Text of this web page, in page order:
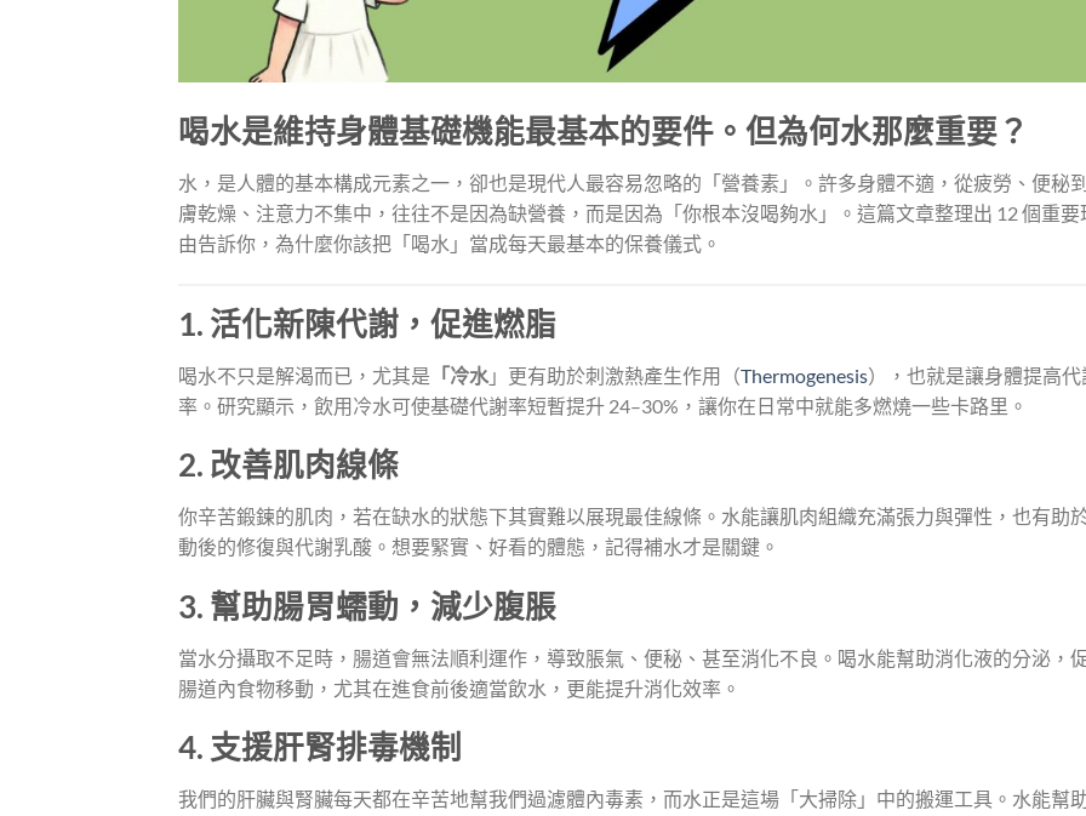
喝水是維持身體基礎機能最基本的要件。但為何水那麼重要？
水，是人體的基本構成元素之一，卻也是現代人最容易忽略的「營養素」。許多身體不適，從疲勞、便秘
膚乾燥、注意力不集中，往往不是因為缺營養，而是因為「你根本沒喝夠水」。這篇文章整理出 12 個重要
由告訴你，為什麼你該把「喝水」當成每天最基本的保養儀式。
1. 活化新陳代謝，促進燃脂
喝水不只是解渴而已，尤其是 「冷水 」更有助於刺激熱產生作用（Thermogenesis），也就是讓身體提高代
率。研究顯示，飲用冷水可使基礎代謝率短暫提升 24–30%，讓你在日常中就能多燃燒一些卡路里。
2. 改善肌肉線條
你辛苦鍛鍊的肌肉，若在缺水的狀態下其實難以展現最佳線條。水能讓肌肉組織充滿張力與彈性，也有助
動後的修復與代謝乳酸。想要緊實、好看的體態，記得補水才是關鍵。
3. 幫助腸胃蠕動，減少腹脹
當水分攝取不足時，腸道會無法順利運作，導致脹氣、便秘、甚至消化不良。喝水能幫助消化液的分泌，
腸道內食物移動，尤其在進食前後適當飲水，更能提升消化效率。
4. 支援肝腎排毒機制
我們的肝臟與腎臟每天都在辛苦地幫我們過濾體內毒素，而水正是這場「大掃除」中的搬運工具。水能幫